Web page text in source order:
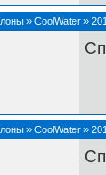
» CoolWater »
» CoolWater »